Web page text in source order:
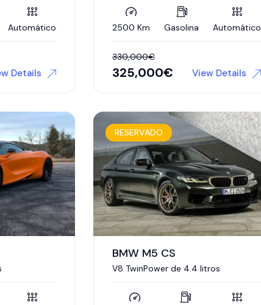
Automático
Details
2500 Km Gasolina Automático
330,000€
325,000€ View Details
RESERVADO
BMW M5 CS
V8 TwinPower de 4.4 litros